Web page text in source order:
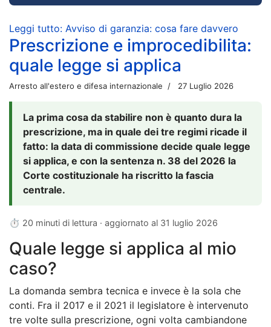
Leggi tutto: Avviso di garanzia: cosa fare davvero
Prescrizione e improcedibilita:
quale legge si applica
Arresto all'estero e difesa internazionale 27 Luglio 2026
La prima cosa da stabilire non è quanto dura la
prescrizione, ma in quale dei tre regimi ricade il
fatto: la data di commissione decide quale legge
si applica, e con la sentenza n. 38 del 2026 la
Corte costituzionale ha riscritto la fascia
centrale.
⏱ 20 minuti di lettura · aggiornato al 31 luglio 2026
Quale legge si applica al mio
caso?
La domanda sembra tecnica e invece è la sola che
conti. Fra il 2017 e il 2021 il legislatore è intervenuto
tre volte sulla prescrizione, ogni volta cambiandone